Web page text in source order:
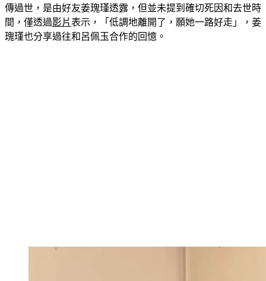
沈光嘉學習，1年後開始上線，配音經歷超過30年。呂佩玉驚
傳過世，是由好友姜瑰瑾透露，但並未提到確切死因和去世時
間，僅透過影片表示，「低調地離開了，願她一路好走」，姜